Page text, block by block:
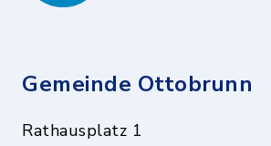
Gemeinde Ottobrunn
Rathausplatz 1